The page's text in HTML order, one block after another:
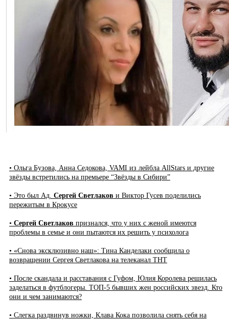
• Ольга Бузова, Анна Седокова, VAMI из лейбла AllStars и другие
звёзды встретились на премьере “Звёзды в Сибири”
• Это был Ад. Сергей Светлаков и Виктор Гусев поделились
пережитым в Крокусе
• Сергей Светлаков признался, что у них с женой имеются
проблемы в семье и они пытаются их решить у психолога
• «Снова эксклюзивно наш»: Тина Канделаки сообщила о
возвращении Сергея Светлакова на телеканал ТНТ
• После скандала и расставания с Гуфом, Юлия Королева решилась
заделаться в футблогеры. ТОП-5 бывших жен российских звезд. Кто
они и чем занимаются?
• Слегка раздвинув ножки, Клава Кока позволила снять себя на